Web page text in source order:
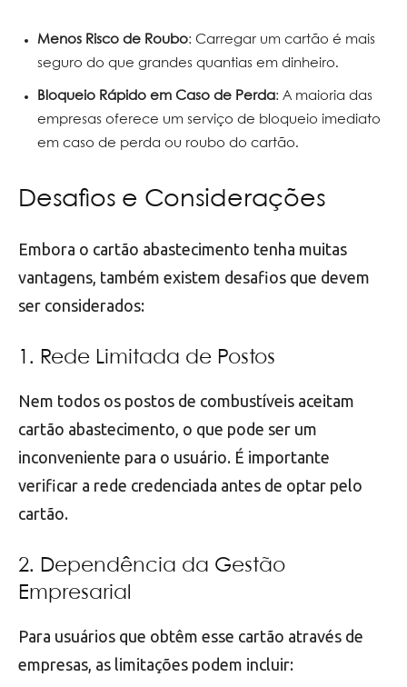
Menos Risco de Roubo: Carregar um cartão é mais
seguro do que grandes quantias em dinheiro.
Bloqueio Rápido em Caso de Perda: A maioria das
empresas oferece um serviço de bloqueio imediato
em caso de perda ou roubo do cartão.
Desafios e Considerações
Embora o cartão abastecimento tenha muitas
vantagens, também existem desafios que devem
ser considerados:
1. Rede Limitada de Postos
Nem todos os postos de combustíveis aceitam
cartão abastecimento, o que pode ser um
inconveniente para o usuário. É importante
verificar a rede credenciada antes de optar pelo
cartão.
2. Dependência da Gestão
Empresarial
Para usuários que obtêm esse cartão através de
empresas, as limitações podem incluir: